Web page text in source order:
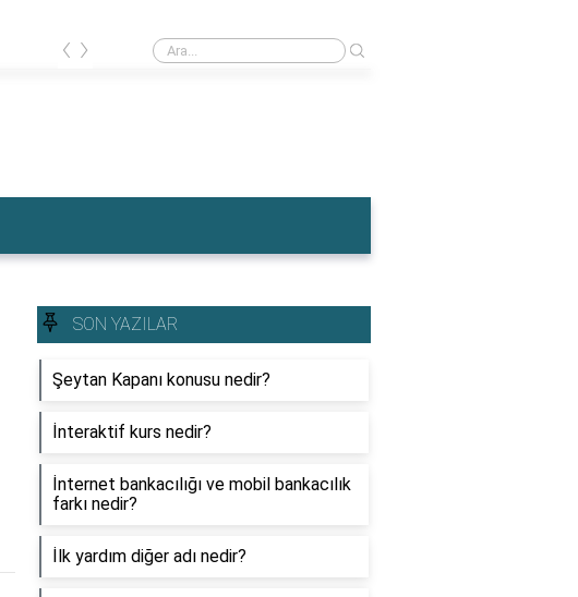
İngiltere'nin en meşhur yemeği nedir?
‹ ›
SON YAZILAR
Şeytan Kapanı konusu nedir?
İnteraktif kurs nedir?
İnternet bankacılığı ve mobil bankacılık
farkı nedir?
İlk yardım diğer adı nedir?